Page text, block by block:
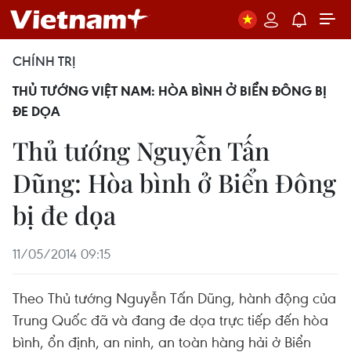
CHÍNH TRỊ
THỦ TƯỚNG VIỆT NAM: HÒA BÌNH Ở BIỂN ĐÔNG BỊ
ĐE DỌA
Thủ tướng Nguyễn Tấn
Dũng: Hòa bình ở Biển Đông
bị đe dọa
11/05/2014 09:15
Theo Thủ tướng Nguyễn Tấn Dũng, hành động của
Trung Quốc đã và đang đe dọa trực tiếp đến hòa
bình, ổn định, an ninh, an toàn hàng hải ở Biển